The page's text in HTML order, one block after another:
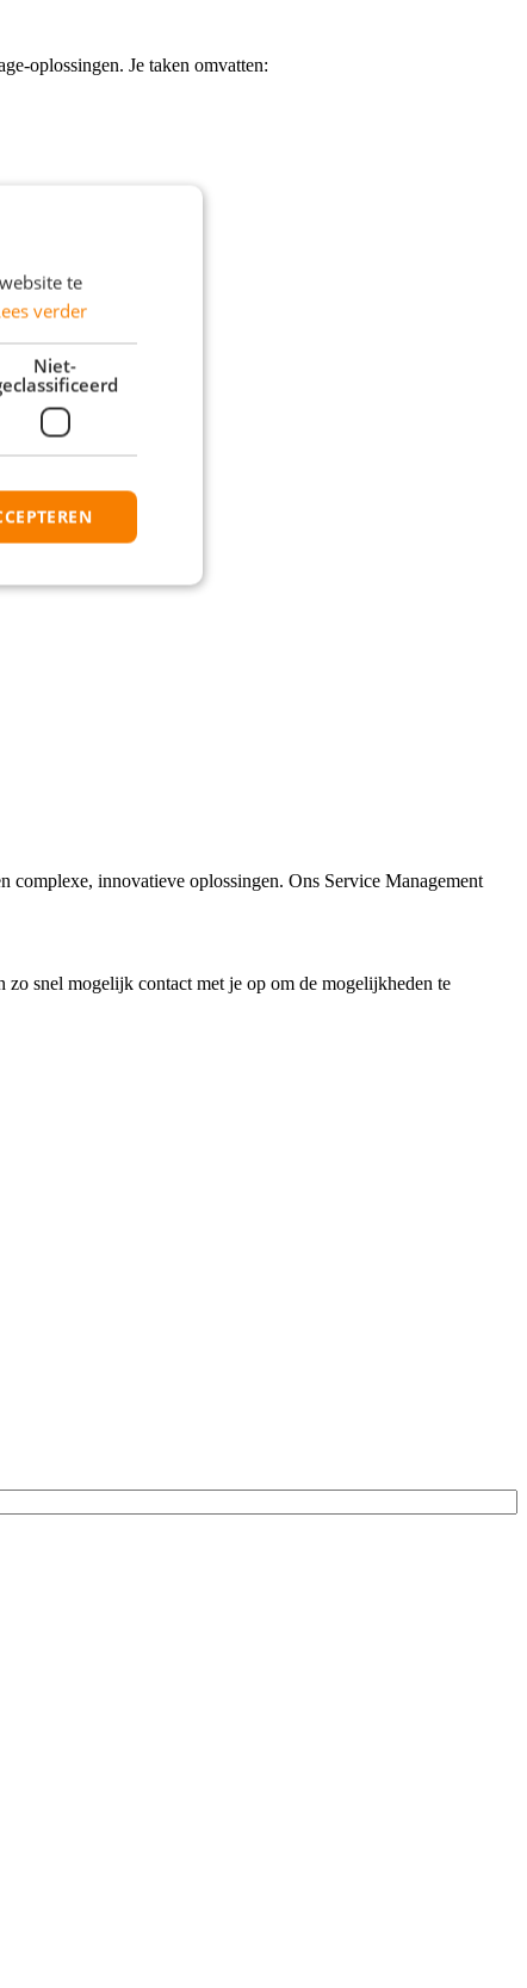
oplossingen. Je taken omvatten:
innovatieve oplossingen. Ons Service Management
snel mogelijk contact met je op om de mogelijkheden te
te
verder
Niet-